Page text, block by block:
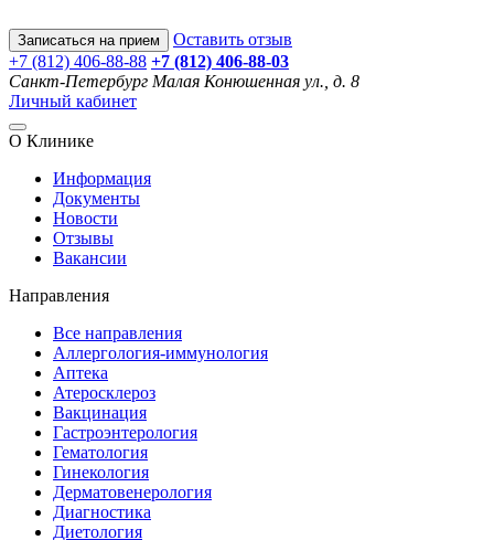
Записаться на прием
Оставить отзыв
+7 (812) 406-88-88 +7 (812) 406-88-03
Санкт-Петербург Малая Конюшенная ул., д. 8
Личный кабинет
О Клинике
Информация
Документы
Новости
Отзывы
Вакансии
Направления
Все направления
Аллергология-иммунология
Аптека
Атеросклероз
Вакцинация
Гастроэнтерология
Гематология
Гинекология
Дерматовенерология
Диагностика
Диетология